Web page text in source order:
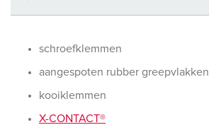
schroefklemmen
aangespoten rubber greepvlakken
kooiklemmen
X-CONTACT®